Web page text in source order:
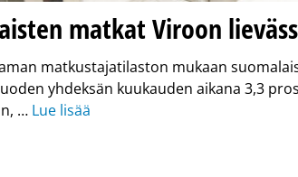
matkat Viroon
matkustajatilaston mukaan
yhdeksän kuukauden aikana 3,3
… Lue lisää